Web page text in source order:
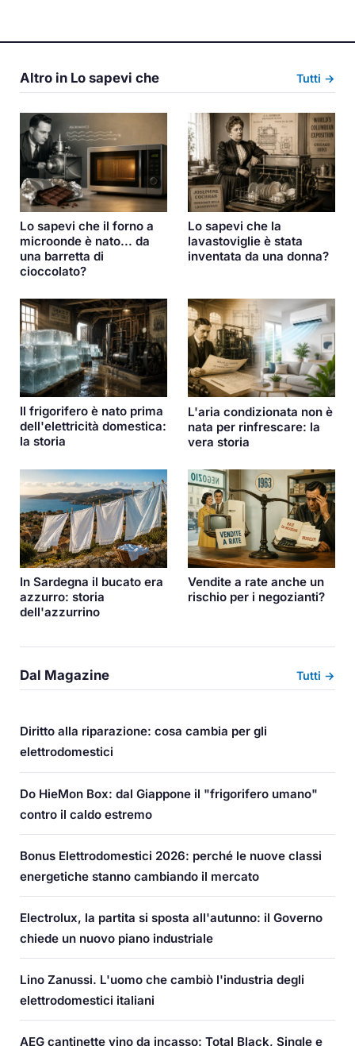
Altro in Lo sapevi che Tutti →
Lo sapevi che il forno a
microonde è nato... da
una barretta di
cioccolato?
Lo sapevi che la
lavastoviglie è stata
inventata da una donna?
Il frigorifero è nato prima
dell'elettricità domestica:
la storia
L'aria condizionata non è
nata per rinfrescare: la
vera storia
In Sardegna il bucato era
azzurro: storia
dell'azzurrino
Vendite a rate anche un
rischio per i negozianti?
Dal Magazine Tutti →
Diritto alla riparazione: cosa cambia per gli
elettrodomestici
Do HieMon Box: dal Giappone il "frigorifero umano"
contro il caldo estremo
Bonus Elettrodomestici 2026: perché le nuove classi
energetiche stanno cambiando il mercato
Electrolux, la partita si sposta all'autunno: il Governo
chiede un nuovo piano industriale
Lino Zanussi. L'uomo che cambiò l'industria degli
elettrodomestici italiani
AEG cantinette vino da incasso: Total Black, Single e